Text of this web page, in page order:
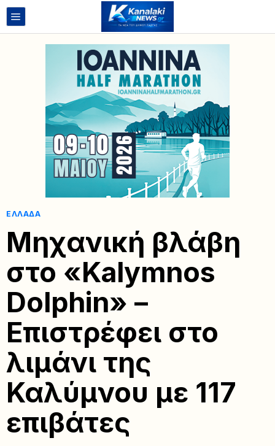
ΕΛΛΆΔΑ
Μηχανική βλάβη
στο «Kalymnos
Dolphin» –
Επιστρέφει στο
λιμάνι της
Καλύμνου με 117
επιβάτες